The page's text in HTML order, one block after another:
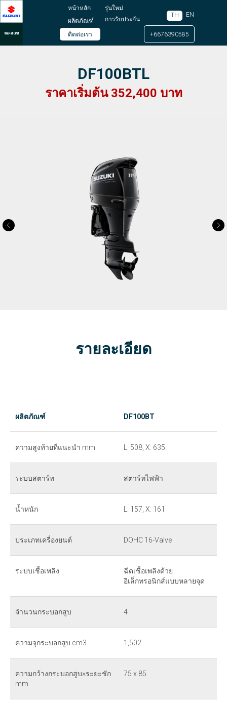
หน้าหลัก
รุ่นใหม่
ผลิตภัณฑ์
การรับประกัน
ติดต่อเรา
TH EN
+6676390585
DF100BTL
ราคาเริ่มต้น 352,400 บาท
รายละเอียด
ผลิตภัณฑ์ DF100BT
ความสูงท้ายที่แนะนำ mm L: 508, X: 635
ระบบสตาร์ท สตาร์ทไฟฟ้า
น้ำหนัก L: 157, X: 161
ประเภทเครื่องยนต์ DOHC 16-Valve
ระบบเชื้อเพลิง
ฉีดเชื้อเพลิงด้วย
อิเล็กทรอนิกส์แบบหลายจุด
จำนวนกระบอกสูบ 4
ความจุกระบอกสูบ cm3 1,502
ความกว้างกระบอกสูบ×ระยะชัก
mm
75 x 85